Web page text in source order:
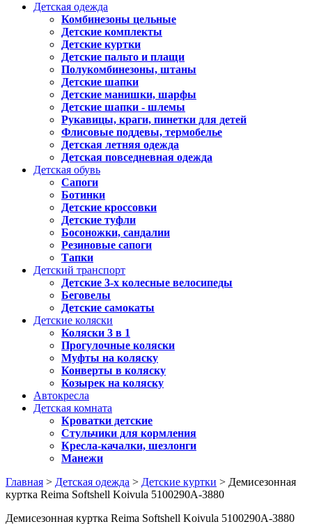
Детская одежда
Комбинезоны цельные
Детские комплекты
Детские куртки
Детские пальто и плащи
Полукомбинезоны, штаны
Детские шапки
Детские манишки, шарфы
Детские шапки - шлемы
Рукавицы, краги, пинетки для детей
Флисовые поддевы, термобелье
Детская летняя одежда
Детская повседневная одежда
Детская обувь
Сапоги
Ботинки
Детские кроссовки
Детские туфли
Босоножки, сандалии
Резиновые сапоги
Тапки
Детский транспорт
Детские 3-х колесные велосипеды
Беговелы
Детские самокаты
Детские коляски
Коляски 3 в 1
Прогулочные коляски
Муфты на коляску
Конверты в коляску
Козырек на коляску
Автокресла
Детская комната
Кроватки детские
Стульчики для кормления
Кресла-качалки, шезлонги
Манежи
Главная > Детская одежда > Детские куртки > Демисезонная
куртка Reima Softshell Koivula 5100290A-3880
Демисезонная куртка Reima Softshell Koivula 5100290A-3880